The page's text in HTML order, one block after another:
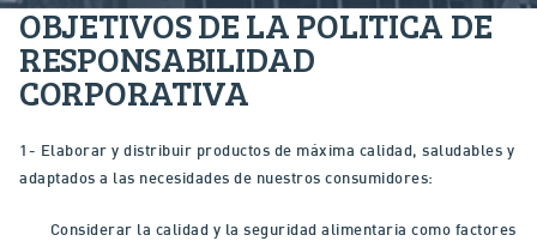
OBJETIVOS DE LA POLITICA DE
RESPONSABILIDAD
CORPORATIVA
1- Elaborar y distribuir productos de máxima calidad, saludables y
adaptados a las necesidades de nuestros consumidores:
Considerar la calidad y la seguridad alimentaria como factores